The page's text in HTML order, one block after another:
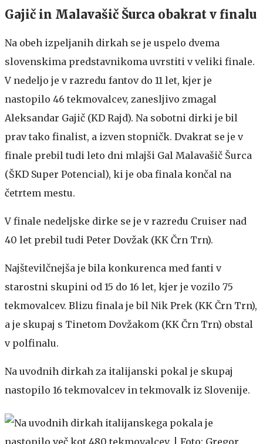
Gajič in Malavašič Šurca obakrat v finalu
Na obeh izpeljanih dirkah se je uspelo dvema
slovenskima predstavnikoma uvrstiti v veliki finale.
V nedeljo je v razredu fantov do 11 let, kjer je
nastopilo 46 tekmovalcev, zanesljivo zmagal
Aleksandar Gajič (KD Rajd). Na sobotni dirki je bil
prav tako finalist, a izven stopničk. Dvakrat se je v
finale prebil tudi leto dni mlajši Gal Malavašič Šurca
(ŠKD Super Potencial), ki je oba finala končal na
četrtem mestu.
V finale nedeljske dirke se je v razredu Cruiser nad
40 let prebil tudi Peter Dovžak (KK Črn Trn).
Najštevilčnejša je bila konkurenca med fanti v
starostni skupini od 15 do 16 let, kjer je vozilo 75
tekmovalcev. Blizu finala je bil Nik Prek (KK Črn Trn),
a je skupaj s Tinetom Dovžakom (KK Črn Trn) obstal
v polfinalu.
Na uvodnih dirkah za italijanski pokal je skupaj
nastopilo 16 tekmovalcev in tekmovalk iz Slovenije.